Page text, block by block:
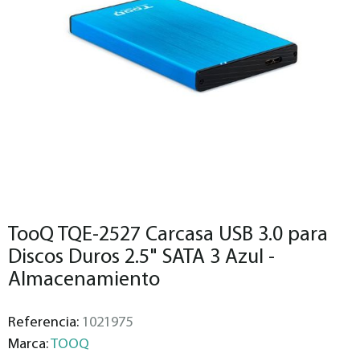
TooQ TQE-2527 Carcasa USB 3.0 para
Discos Duros 2.5" SATA 3 Azul -
Almacenamiento
Referencia: 1021975
Marca:TOOQ